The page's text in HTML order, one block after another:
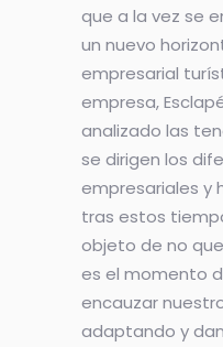
que a la vez se
un nuevo
empresarial
empresa,
analizado las
se dirigen los
empresariales y
tras estos
objeto de no
es el momento
encauzar
adaptando y